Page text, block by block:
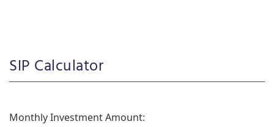
SIP Calculator
Monthly Investment Amount: